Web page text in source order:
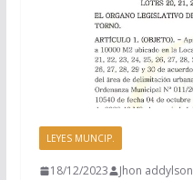
LEYES MUNCIP.
18/12/2023 Jhon addylson